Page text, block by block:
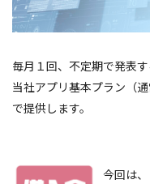
毎月１回、不定期で発表す
当社アプリ基本プラン（
で提供します。
今回は